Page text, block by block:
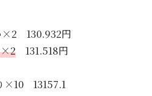
130.932円
×2 131.518円
×10 13157.1